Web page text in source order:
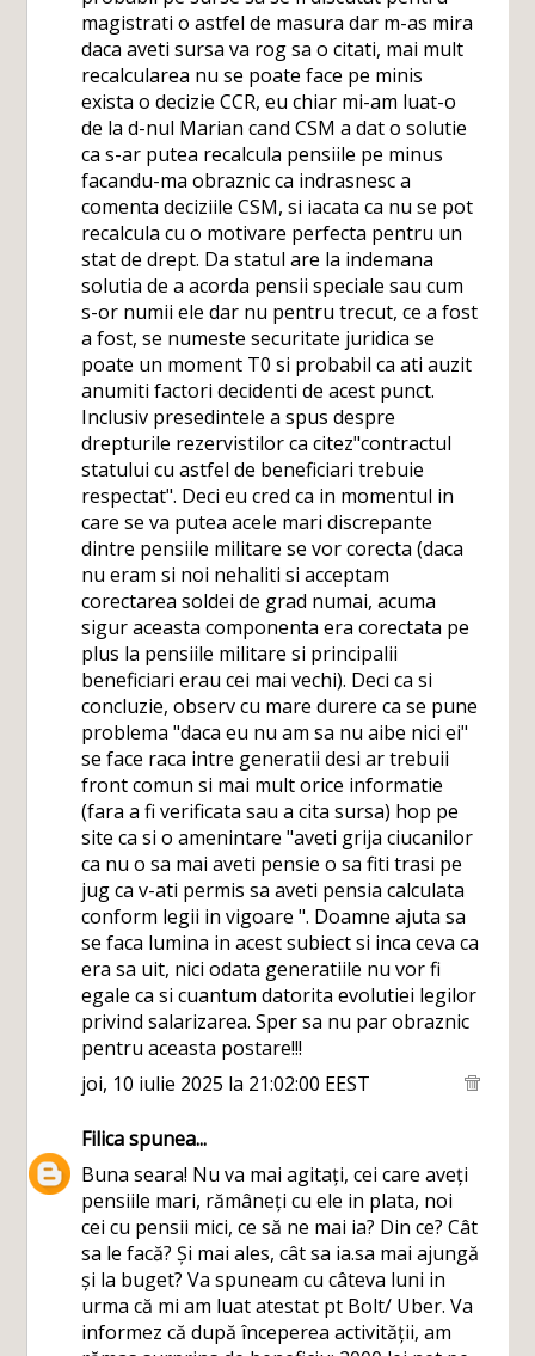
magistrati o astfel de masura dar m-as mira
daca aveti sursa va rog sa o citati, mai mult
recalcularea nu se poate face pe minis
exista o decizie CCR, eu chiar mi-am luat-o
de la d-nul Marian cand CSM a dat o solutie
ca s-ar putea recalcula pensiile pe minus
facandu-ma obraznic ca indrasnesc a
comenta deciziile CSM, si iacata ca nu se pot
recalcula cu o motivare perfecta pentru un
stat de drept. Da statul are la indemana
solutia de a acorda pensii speciale sau cum
s-or numii ele dar nu pentru trecut, ce a fost
a fost, se numeste securitate juridica se
poate un moment T0 si probabil ca ati auzit
anumiti factori decidenti de acest punct.
Inclusiv presedintele a spus despre
drepturile rezervistilor ca citez"contractul
statului cu astfel de beneficiari trebuie
respectat". Deci eu cred ca in momentul in
care se va putea acele mari discrepante
dintre pensiile militare se vor corecta (daca
nu eram si noi nehaliti si acceptam
corectarea soldei de grad numai, acuma
sigur aceasta componenta era corectata pe
plus la pensiile militare si principalii
beneficiari erau cei mai vechi). Deci ca si
concluzie, observ cu mare durere ca se pune
problema "daca eu nu am sa nu aibe nici ei"
se face raca intre generatii desi ar trebuii
front comun si mai mult orice informatie
(fara a fi verificata sau a cita sursa) hop pe
site ca si o amenintare "aveti grija ciucanilor
ca nu o sa mai aveti pensie o sa fiti trasi pe
jug ca v-ati permis sa aveti pensia calculata
conform legii in vigoare ". Doamne ajuta sa
se faca lumina in acest subiect si inca ceva ca
era sa uit, nici odata generatiile nu vor fi
egale ca si cuantum datorita evolutiei legilor
privind salarizarea. Sper sa nu par obraznic
pentru aceasta postare!!!
joi, 10 iulie 2025 la 21:02:00 EEST
Filicaspunea...
Buna seara! Nu va mai agitați, cei care aveți
pensiile mari, rămâneți cu ele in plata, noi
cei cu pensii mici, ce să ne mai ia? Din ce? Cât
sa le facă? Și mai ales, cât sa ia.sa mai ajungă
și la buget? Va spuneam cu câteva luni in
urma că mi am luat atestat pt Bolt/ Uber. Va
informez că după începerea activității, am